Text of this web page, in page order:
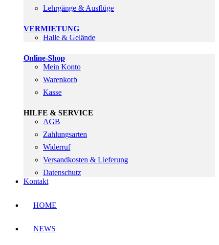
Lehrgänge & Ausflüge
VERMIETUNG
Halle & Gelände
Online-Shop
Mein Konto
Warenkorb
Kasse
HILFE & SERVICE
AGB
Zahlungsarten
Widerruf
Versandkosten & Lieferung
Datenschutz
Kontakt
HOME
NEWS